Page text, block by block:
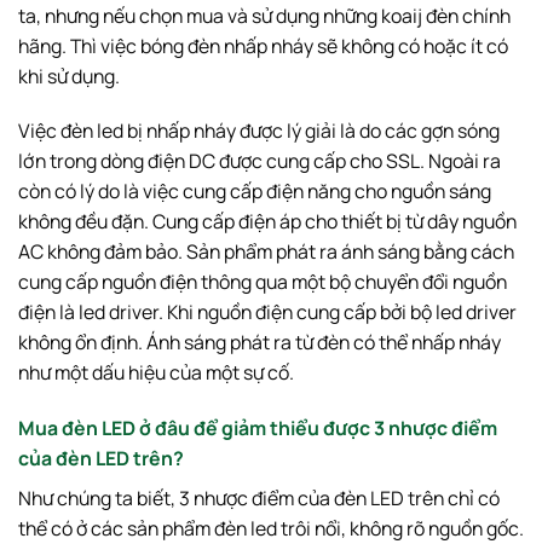
ta, nhưng nếu chọn mua và sử dụng những koaij đèn chính
hãng. Thì việc bóng đèn nhấp nháy sẽ không có hoặc ít có
khi sử dụng.
Việc đèn led bị nhấp nháy được lý giải là do các gợn sóng
lớn trong dòng điện DC được cung cấp cho SSL. Ngoài ra
còn có lý do là việc cung cấp điện năng cho nguồn sáng
không đều đặn. Cung cấp điện áp cho thiết bị từ dây nguồn
AC không đảm bảo. Sản phẩm phát ra ánh sáng bằng cách
cung cấp nguồn điện thông qua một bộ chuyển đổi nguồn
điện là led driver. Khi nguồn điện cung cấp bởi bộ led driver
không ổn định. Ánh sáng phát ra từ đèn có thể nhấp nháy
như một dấu hiệu của một sự cố.
Mua đèn LED ở đâu để giảm thiểu được 3 nhược điểm
của đèn LED trên?
Như chúng ta biết, 3 nhược điểm của đèn LED trên chỉ có
thể có ở các sản phẩm đèn led trôi nổi, không rõ nguồn gốc.